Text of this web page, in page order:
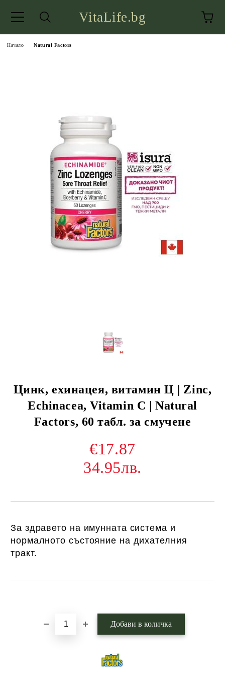
VitaLife.bg
Начало Natural Factors
Цинк, ехинацея, витамин Ц | Zinc,
Echinacea, Vitamin C | Natural
Factors, 60 табл. за смучене
€17.87
34.95лв.
За здравето на имунната система и
нормалното състояние на дихателния
тракт.